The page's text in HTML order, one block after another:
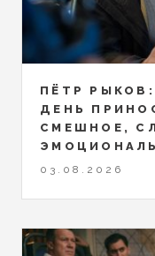
ПЁТР
ДЕНЬ
СМЕШНОЕ,
03.08.2026